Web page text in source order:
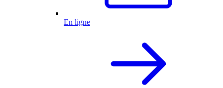
En ligne